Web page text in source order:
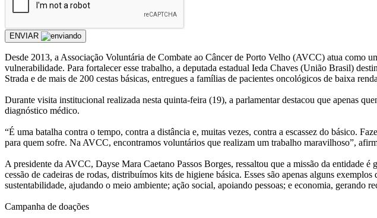
ENVIAR
Desde 2013, a Associação Voluntária de Combate ao Câncer de Porto Velho (AVCC) atua como
vulnerabilidade. Para fortalecer esse trabalho, a deputada estadual Ieda Chaves (União Brasil)
Strada e de mais de 200 cestas básicas, entregues a famílias de pacientes oncológicos de baixa
Durante visita institucional realizada nesta quinta-feira (19), a parlamentar destacou que apenas
diagnóstico médico.
“É uma batalha contra o tempo, contra a distância e, muitas vezes, contra a escassez do básico.
para quem sofre. Na AVCC, encontramos voluntários que realizam um trabalho maravilhoso”,
A presidente da AVCC, Dayse Mara Caetano Passos Borges, ressaltou que a missão da entidade
cessão de cadeiras de rodas, distribuímos kits de higiene básica. Esses são apenas alguns
sustentabilidade, ajudando o meio ambiente; ação social, apoiando pessoas; e economia, gerando
Campanha de doações